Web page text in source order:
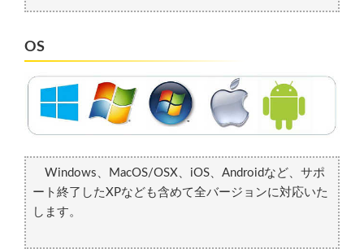
OS
Windows、MacOS/OSX、iOS、Androidなど、サポ
ート終了したXPなども含めて全バージョンに対応いた
します。